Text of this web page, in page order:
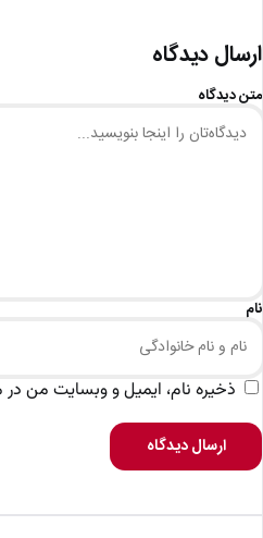
ارسال دیدگاه
متن دیدگاه
نام
ذخیره نام، ایمیل و وبسایت من در
ارسال دیدگاه